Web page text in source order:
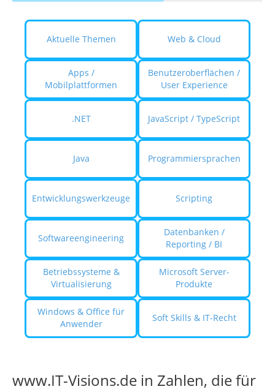
Aktuelle Themen Web & Cloud
Apps /
Mobilplattformen
Benutzeroberflächen /
User Experience
.NET JavaScript / TypeScript
Java Programmiersprachen
Entwicklungswerkzeuge Scripting
Softwareengineering
Datenbanken /
Reporting / BI
Betriebssysteme &
Virtualisierung
Microsoft Server-
Produkte
Windows & Office für
Anwender
Soft Skills & IT-Recht
www.IT-Visions.de in Zahlen, die für